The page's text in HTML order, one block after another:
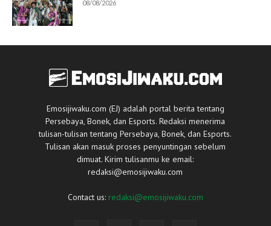
08/08/2026
Emosijiwaku.com (EJ) adalah portal berita tentang
Persebaya, Bonek, dan Esports. Redaksi menerima
tulisan-tulisan tentang Persebaya, Bonek, dan Esports.
Tulisan akan masuk proses penyuntingan sebelum
dimuat. Kirim tulisanmu ke email:
redaksi@emosijiwaku.com
Contact us: redaksi@emosijiwaku.com